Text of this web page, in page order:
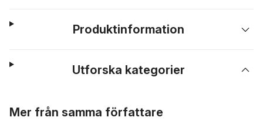
Produktinformation
Utforska kategorier
Mer från samma författare